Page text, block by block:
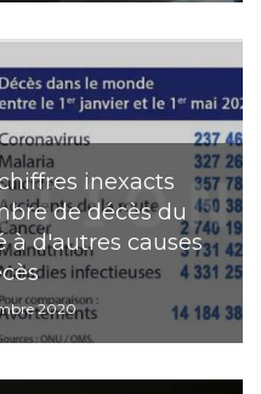
inexacts
de décès du
à d'autres causes
2020